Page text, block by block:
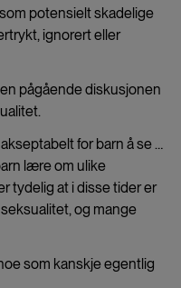
potensielt skadelige
ignorert eller
pågående diskusjonen
for barn å se …
lære om ulike
tydelig at i disse tider er
og mange
som kanskje egentlig